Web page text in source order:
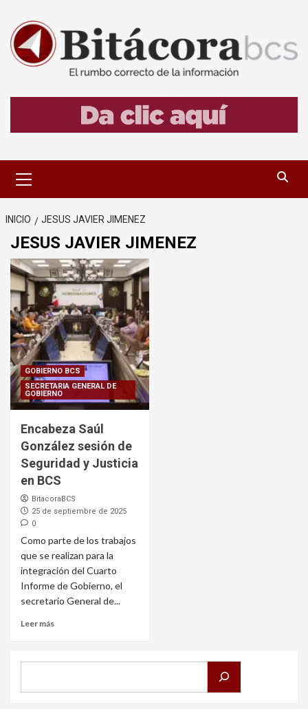
contenido
primario
INICIO JESUS JAVIER JIMENEZ
JESUS JAVIER JIMENEZ
GOBIERNO BCS
SECRETARIA GENERAL DE
GOBIERNO
Encabeza Saúl
González sesión de
Seguridad y Justicia
en BCS
BitacoraBCS
25 de septiembre de 2025
0
Como parte de los trabajos
que se realizan para la
integración del Cuarto
Informe de Gobierno, el
secretario General de...
Leer más